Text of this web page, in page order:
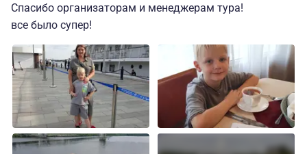
Спасибо организаторам и менеджерам тура!
все было супер!